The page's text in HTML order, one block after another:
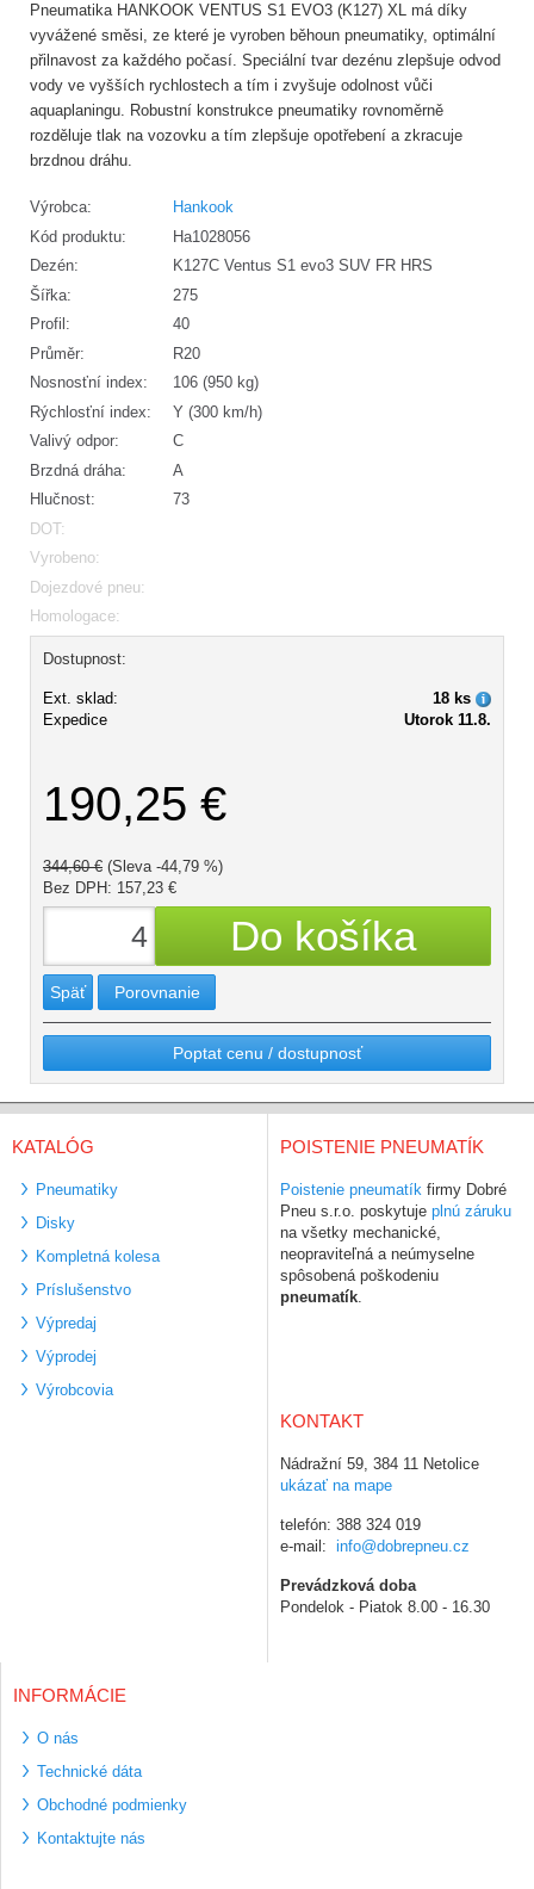
Pneumatika HANKOOK VENTUS S1 EVO3 (K127) XL má díky
vyvážené směsi, ze které je vyroben běhoun pneumatiky, optimální
přilnavost za každého počasí. Speciální tvar dezénu zlepšuje odvod
vody ve vyšších rychlostech a tím i zvyšuje odolnost vůči
aquaplaningu. Robustní konstrukce pneumatiky rovnoměrně
rozděluje tlak na vozovku a tím zlepšuje opotřebení a zkracuje
brzdnou dráhu.
Výrobca:
Hankook
Kód produktu:
Ha1028056
Dezén:
K127C Ventus S1 evo3 SUV FR HRS
Šířka:
275
Profil:
40
Průměr:
R20
Nosnosťní index:
106 (950 kg)
Rýchlosťní index:
Y (300 km/h)
Valivý odpor:
C
Brzdná dráha:
A
Hlučnost:
73
DOT:
Vyrobeno:
Dojezdové pneu:
Homologace:
Dostupnost:
Ext. sklad:
18 ks
Expedice
Utorok 11.8.
190,25 €
344,60 € (Sleva -44,79 %)
Bez DPH: 157,23 €
Späť Porovnanie
Poptat cenu / dostupnosť
KATALÓG
Pneumatiky
Disky
Kompletná kolesa
Príslušenstvo
Výpredaj
Výprodej
Výrobcovia
POISTENIE PNEUMATÍK
Poistenie pneumatík firmy Dobré
Pneu s.r.o. poskytuje plnú záruku
na všetky mechanické,
neopraviteľná a neúmyselne
spôsobená poškodeniu
pneumatík
KONTAKT
Nádražní 59, 384 11 Netolice
ukázať na mape
telefón: 388 324 019
e-mail: info@dobrepneu.cz
Prevádzková doba
Pondelok - Piatok 8.00 - 16.30
INFORMÁCIE
O nás
Technické dáta
Obchodné podmienky
Kontaktujte nás